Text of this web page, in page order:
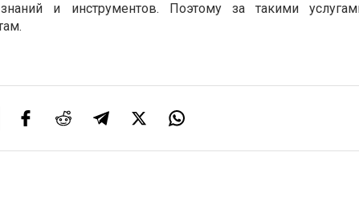
и инструментов. Поэтому за такими